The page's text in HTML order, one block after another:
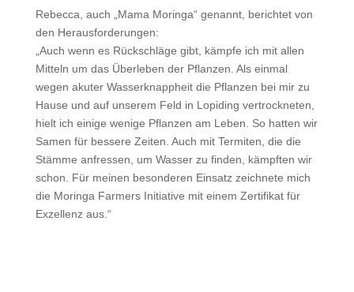
Rebecca, auch „Mama Moringa“ genannt, berichtet von
den Herausforderungen:
„Auch wenn es Rückschläge gibt, kämpfe ich mit allen
Mitteln um das Überleben der Pflanzen. Als einmal
wegen akuter Wasserknappheit die Pflanzen bei mir zu
Hause und auf unserem Feld in Lopiding vertrockneten,
hielt ich einige wenige Pflanzen am Leben. So hatten wir
Samen für bessere Zeiten. Auch mit Termiten, die die
Stämme anfressen, um Wasser zu finden, kämpften wir
schon. Für meinen besonderen Einsatz zeichnete mich
die Moringa Farmers Initiative mit einem Zertifikat für
Exzellenz aus.“